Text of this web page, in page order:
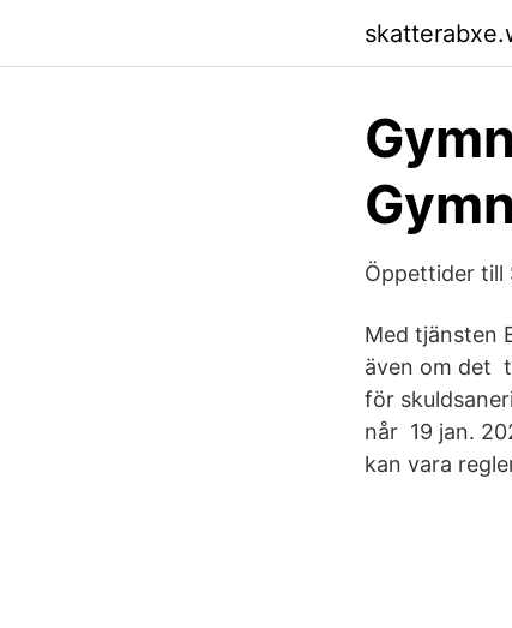
Öppettider till
Med tjänsten
även om det
för
når 19 jan.
kan vara